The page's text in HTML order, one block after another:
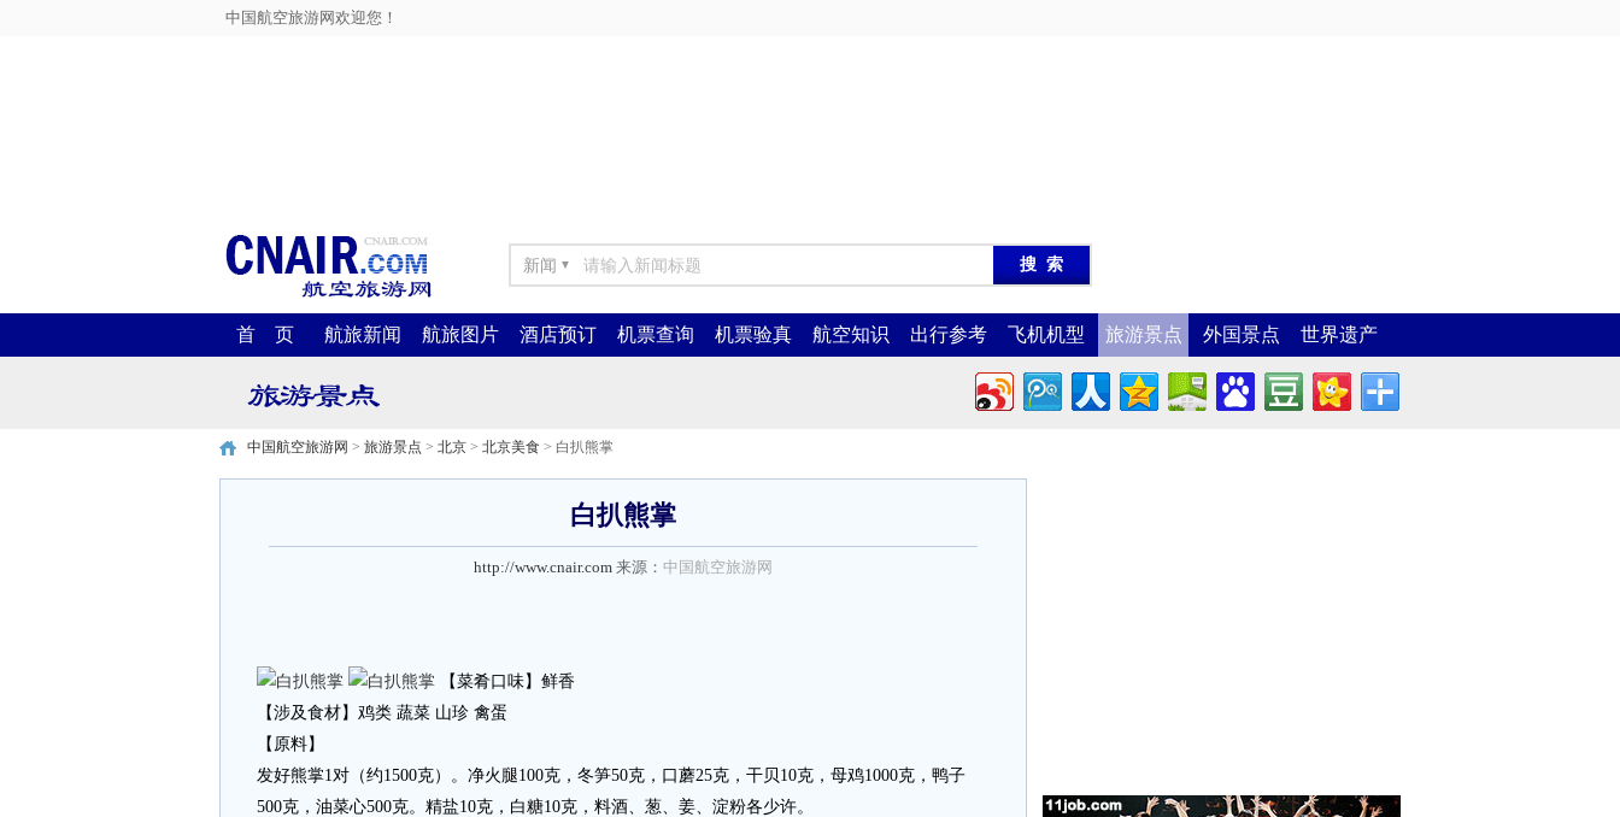
中国航空旅游网欢迎您！
新闻 ▼
首 页 航旅新闻 航旅图片 酒店预订 机票查询 机票验真 航空知识 出行参考 飞机机型 旅游景点 外国景点 世界遗产
中国航空旅游网 > 旅游景点 > 北京 > 北京美食 > 白扒熊掌
白扒熊掌
http://www.cnair.com 来源： 中国航空旅游网
【菜肴口味】鲜香
【涉及食材】鸡类 蔬菜 山珍 禽蛋
【原料】
发好熊掌1对（约1500克）。净火腿100克，冬笋50克，口蘑25克，干贝10克，母鸡1000克，鸭子
500克，油菜心500克。精盐10克，白糖10克，料酒、葱、姜、淀粉各少许。